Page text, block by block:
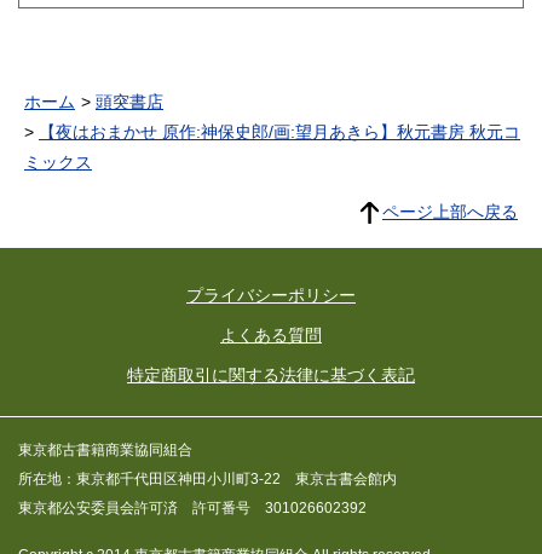
ホーム
頭突書店
【夜はおまかせ 原作:神保史郎/画:望月あきら】秋元書房 秋元コ
ミックス
ページ上部へ戻る
プライバシーポリシー
よくある質問
特定商取引に関する法律に基づく表記
東京都古書籍商業協同組合
所在地：東京都千代田区神田小川町3-22 東京古書会館内
東京都公安委員会許可済 許可番号 301026602392